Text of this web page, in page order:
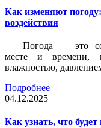
Как изменяют
воздействия
Погода — это
месте и времени,
влажностью,
Подробнее
04.12.2025
Как узнать, что